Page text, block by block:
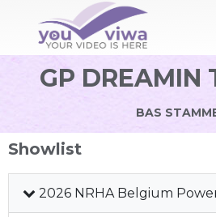
GP DREAMIN
BAS
Showlist
2026 NRHA Belgium